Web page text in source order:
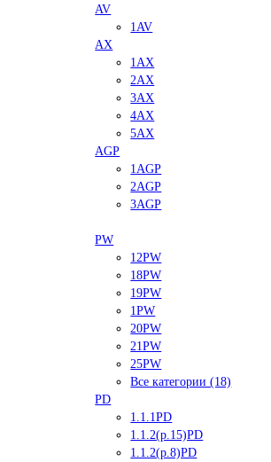
AV
1AV
AX
1AX
2AX
3AX
4AX
5AX
AGP
1AGP
2AGP
3AGP
PW
12PW
18PW
19PW
1PW
20PW
21PW
25PW
Все категории (18)
PD
1.1.1PD
1.1.2(р.15)PD
1.1.2(р.8)PD